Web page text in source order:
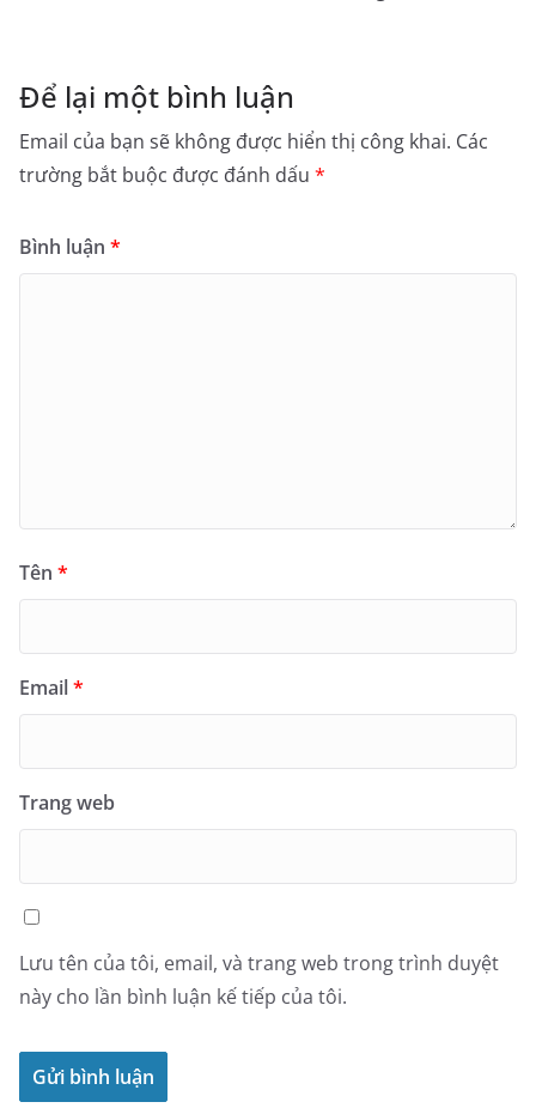
Để lại một bình luận
Email của bạn sẽ không được hiển thị công khai. Các
trường bắt buộc được đánh dấu *
Bình luận *
Tên *
Email*
Trang web
Lưu tên của tôi, email, và trang web trong trình duyệt
này cho lần bình luận kế tiếp của tôi.